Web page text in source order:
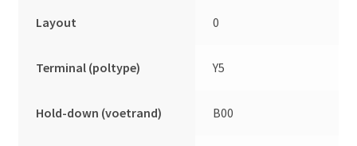
Layout 0
Terminal (poltype) Y5
Hold-down (voetrand) B00